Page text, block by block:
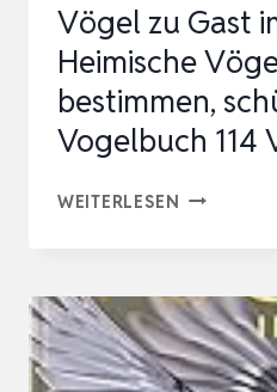
Vögel zu Gast
Heimische
bestimmen,
Vogelbuch 114
WEITERLESEN VÖGEL
IM
GARTEN
–